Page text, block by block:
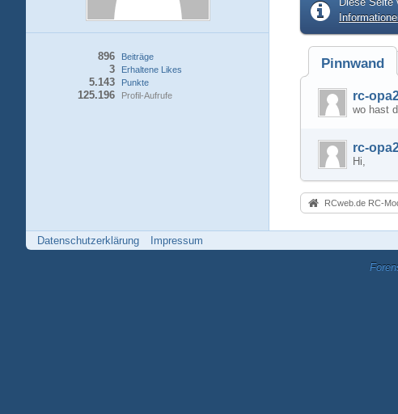
Beiträge
896
Erhaltene Likes
3
Punkte
5.143
Profil-Aufrufe
125.196
Pinnwand
rc-
wo hast
rc-
Hi,
RCweb.de RC-
Datenschutzerklärung Impressum